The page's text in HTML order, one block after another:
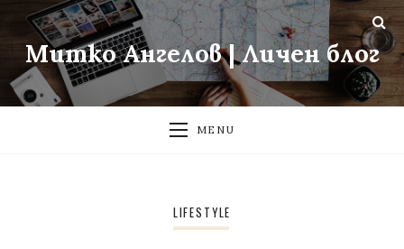
Митко Ангелов | Личен блог
MENU
LIFESTYLE